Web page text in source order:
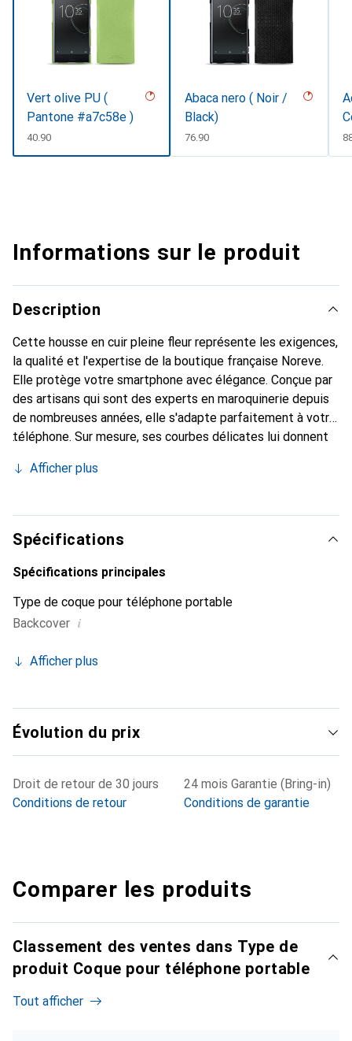
Vert olive PU (
Pantone #a7c58e )
CHF
40.90
Abaca nero ( Noir /
Black)
CHF
76.90
Informations sur le produit
Description
Cette housse en cuir pleine fleur représente les exigences,
la qualité et l'expertise de la boutique française Noreve.
Elle protège votre smartphone avec élégance. Conçue par
des artisans qui sont des experts en maroquinerie depuis
de nombreuses années, elle s'adapte parfaitement à votre
téléphone. Sur mesure, ses courbes délicates lui donnent
et indispensable de votre smartphone. Reconnaissance
marque Noreve est un choix sûr pour une clientèle
exigeante.
Afficher plus
Spécifications
Spécifications principales
Type de coque pour téléphone portable
Backcover i
Afficher plus
Évolution du prix
Droit de retour de 30 jours
Conditions de retour
24 mois Garantie (Bring-in)
Conditions de garantie
Comparer les produits
Classement des ventes dans Type de
produit Coque pour téléphone portable
Tout afficher